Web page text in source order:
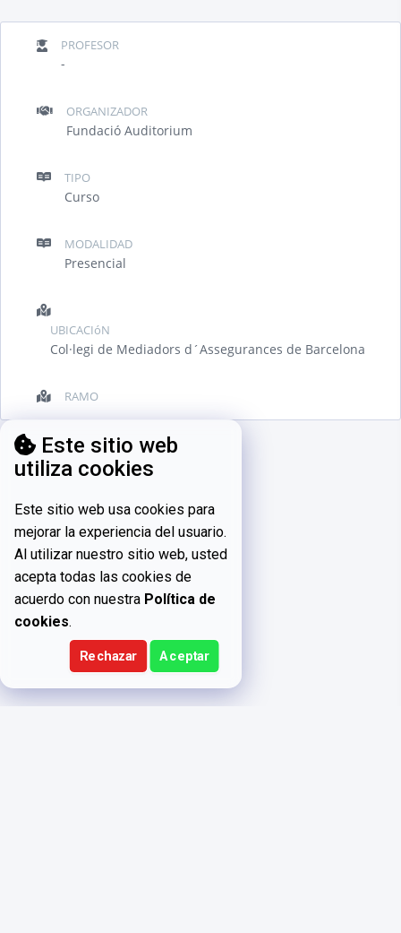
PROFESOR
-
ORGANIZADOR
Fundació Auditorium
TIPO
Curso
MODALIDAD
Presencial
UBICACIóN
Col·legi de Mediadors d´Assegurances de Barcelona
RAMO
Este sitio web
utiliza cookies
Este sitio web usa cookies para
mejorar la experiencia del usuario.
Al utilizar nuestro sitio web, usted
acepta todas las cookies de
acuerdo con nuestra Política de
cookies.
Rechazar Aceptar